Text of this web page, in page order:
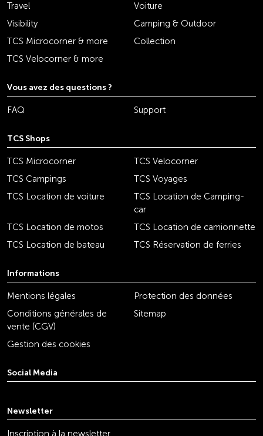
Travel
Voiture
Visibility
Camping & Outdoor
TCS Microcorner & more
Collection
TCS Velocorner & more
Vous avez des questions ?
FAQ Support
TCS Shops
TCS Microcorner
TCS Velocorner
TCS Campings
TCS Voyages
TCS Location de voiture
TCS Location de Camping-
car
TCS Location de motos
TCS Location de camionnette
TCS Location de bateau
TCS Réservation de ferries
Informations
Mentions légales
Protection des données
Conditions générales de
vente (CGV)
Sitemap
Gestion des cookies
Social Media
Newsletter
Inscription à la newsletter